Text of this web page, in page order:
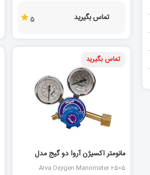
تماس بگیرید 5
تماس بگیرید
13 %
مانومتر اکسیژن آروا دو گیج مدل
2505
Arva Oxygen Manometer 2505